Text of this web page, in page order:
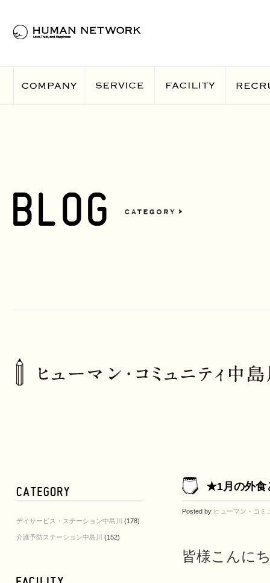
デイサービス・ステーション中島川 (178)
介護予防ステーション中島川 (152)
★1月の外食
Posted by ヒューマン・コミ
皆様こんに